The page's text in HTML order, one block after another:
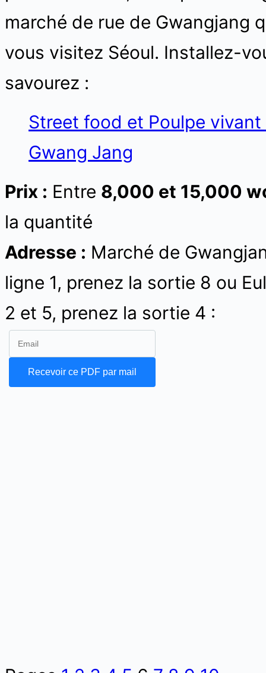
marché de rue de Gwangjang
vous visitez Séoul. Installez-
savourez :
Street food et Poulpe
Gwang Jang
Prix : Entre 8,000 et 15,000
la quantité
Adresse : Marché de
ligne 1, prenez la sortie 8 ou
2 et 5, prenez la sortie 4 :